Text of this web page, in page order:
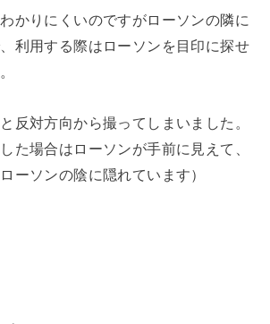
かりにくいのですがローソンの隣に
利用する際はローソンを目印に探せ
反対方向から撮ってしまいました。
た場合はローソンが手前に見えて、
ーソンの陰に隠れています）